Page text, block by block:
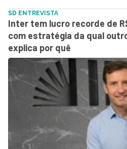
SD ENTREVISTA
Inter tem lucro recorde de
com estratégia da qual
explica por quê